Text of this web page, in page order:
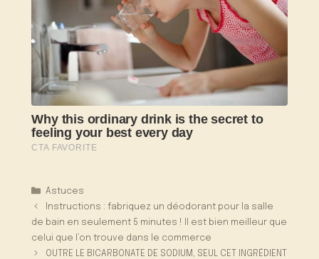
Catégories
Astuces
Instructions : fabriquez un déodorant pour la salle
de bain en seulement 5 minutes ! Il est bien meilleur que
celui que l’on trouve dans le commerce
OUTRE LE BICARBONATE DE SODIUM, SEUL CET INGRÉDIENT